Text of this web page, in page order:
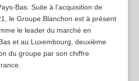
Bas. Suite à l’acquisition de
le Groupe Blanchon est à présent
le leader du marché en
et au Luxembourg, deuxième
du groupe par son chiffre